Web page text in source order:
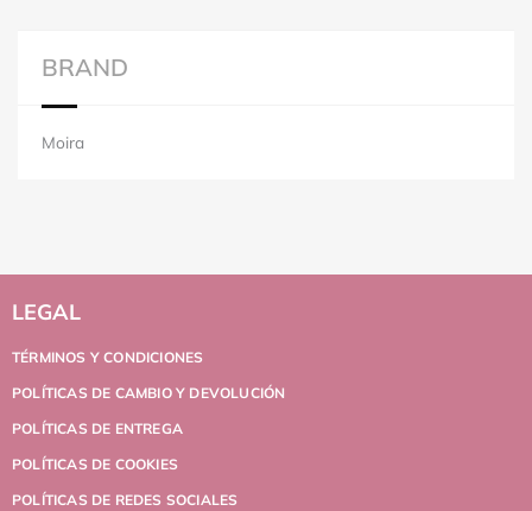
BRAND
Moira
LEGAL
TÉRMINOS Y CONDICIONES
POLÍTICAS DE CAMBIO Y DEVOLUCIÓN
POLÍTICAS DE ENTREGA
POLÍTICAS DE COOKIES
POLÍTICAS DE REDES SOCIALES